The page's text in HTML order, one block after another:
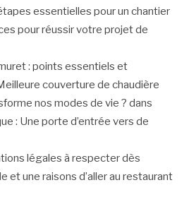
essentielles pour un chantier
pour réussir votre projet de
: points essentiels et
couverture de chaudière
nos modes de vie ? dans
: Une porte d’entrée vers de
légales à respecter dès
et une raisons d’aller au restaurant